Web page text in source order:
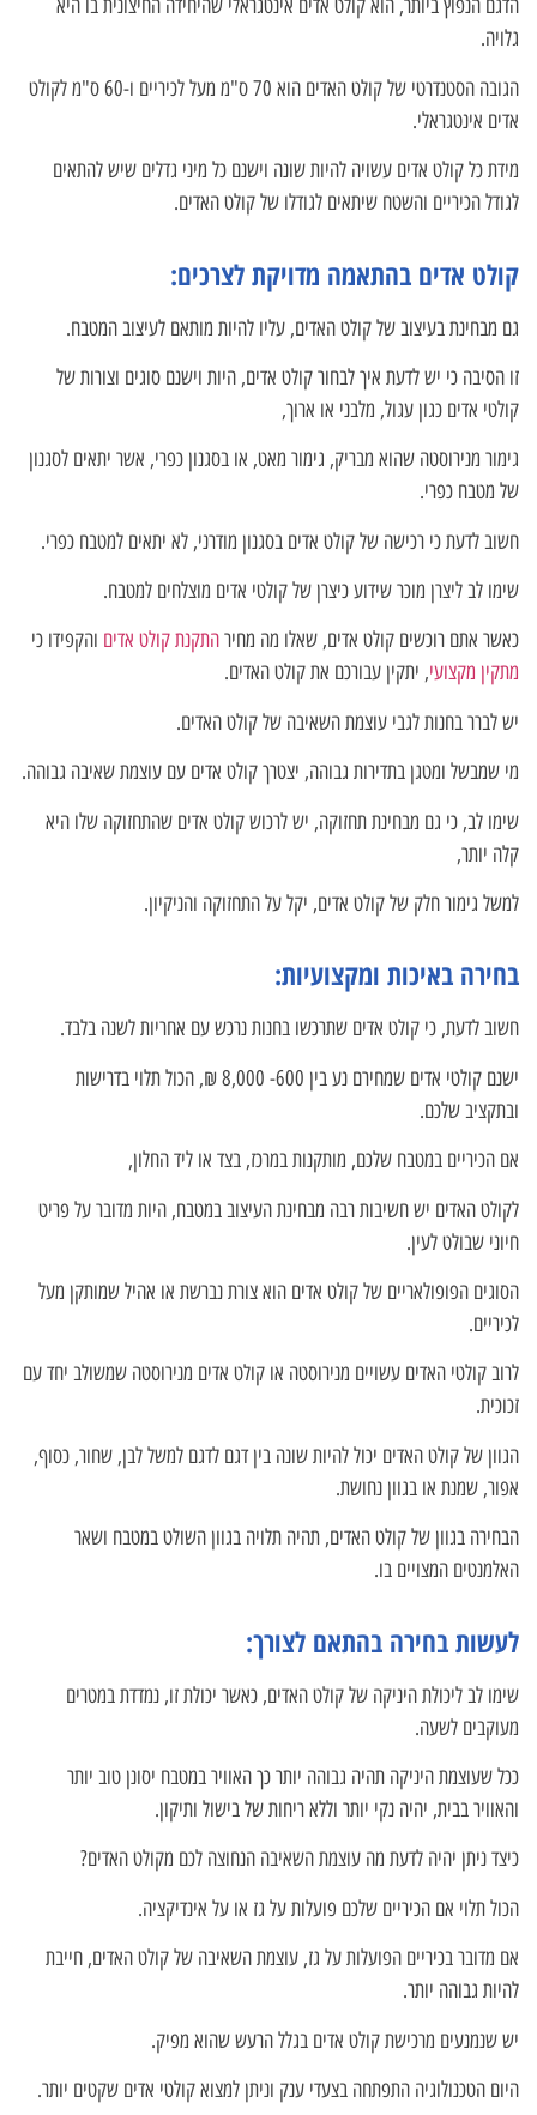
הדגם הנפוץ ביותר, הוא קולט אדים אינטגראלי שהיחידה החיצונית בו היא
גלויה.
הגובה הסטנדרטי של קולט האדים הוא 70 ס"מ מעל לכיריים ו-60 ס"מ לקולט
אדים אינטגראלי.
מידת כל קולט אדים עשויה להיות שונה וישנם כל מיני גדלים שיש להתאים
לגודל הכיריים והשטח שיתאים לגודלו של קולט האדים.
קולט אדים בהתאמה מדויקת לצרכים:
גם מבחינת בעיצוב של קולט האדים, עליו להיות מותאם לעיצוב המטבח.
זו הסיבה כי יש לדעת איך לבחור קולט אדים, היות וישנם סוגים וצורות של
קולטי אדים כגון עגול, מלבני או ארוך,
גימור מנירוסטה שהוא מבריק, גימור מאט, או בסגנון כפרי, אשר יתאים לסגנון
של מטבח כפרי.
חשוב לדעת כי רכישה של קולט אדים בסגנון מודרני, לא יתאים למטבח כפרי.
שימו לב ליצרן מוכר שידוע כיצרן של קולטי אדים מוצלחים למטבח.
כאשר אתם רוכשים קולט אדים, שאלו מה מחירהתקנת קולט אדים והקפידו כי
מתקין מקצועי, יתקין עבורכם את קולט האדים.
יש לברר בחנות לגבי עוצמת השאיבה של קולט האדים.
מי שמבשל ומטגן בתדירות גבוהה, יצטרך קולט אדים עם עוצמת שאיבה גבוהה.
שימו לב, כי גם מבחינת תחזוקה, יש לרכוש קולט אדים שהתחזוקה שלו היא
קלה יותר,
למשל גימור חלק של קולט אדים, יקל על התחזוקה והניקיון.
בחירה באיכות ומקצועיות:
חשוב לדעת, כי קולט אדים שתרכשו בחנות נרכש עם אחריות לשנה בלבד.
ישנם קולטי אדים שמחירם נע בין 600- 8,000 ₪, הכול תלוי בדרישות
ובתקציב שלכם.
אם הכיריים במטבח שלכם, מותקנות במרכז, בצד או ליד החלון,
לקולט האדים יש חשיבות רבה מבחינת העיצוב במטבח, היות מדובר על פריט
חיוני שבולט לעין.
הסוגים הפופולאריים של קולט אדים הוא צורת נברשת או אהיל שמותקן מעל
לכיריים.
לרוב קולטי האדים עשויים מנירוסטה או קולט אדים מנירוסטה שמשולב יחד עם
זכוכית.
הגוון של קולט האדים יכול להיות שונה בין דגם לדגם למשל לבן, שחור, כסוף,
אפור, שמנת או בגוון נחושת.
הבחירה בגוון של קולט האדים, תהיה תלויה בגוון השולט במטבח ושאר
האלמנטים המצויים בו.
לעשות בחירה בהתאם לצורך:
שימו לב ליכולת היניקה של קולט האדים, כאשר יכולת זו, נמדדת במטרים
מעוקבים לשעה.
ככל שעוצמת היניקה תהיה גבוהה יותר כך האוויר במטבח יסונן טוב יותר
והאוויר בבית, יהיה נקי יותר וללא ריחות של בישול ותיקון.
כיצד ניתן יהיה לדעת מה עוצמת השאיבה הנחוצה לכם מקולט האדים?
הכול תלוי אם הכיריים שלכם פועלות על גז או על אינדיקציה.
אם מדובר בכיריים הפועלות על גז, עוצמת השאיבה של קולט האדים, חייבת
להיות גבוהה יותר.
יש שנמנעים מרכישת קולט אדים בגלל הרעש שהוא מפיק.
היום הטכנולוגיה התפתחה בצעדי ענק וניתן למצוא קולטי אדים שקטים יותר.